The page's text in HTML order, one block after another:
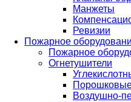
Манжеты
Ревизии
Пожарное
Пожарное
Огнетушители
Воздушно-